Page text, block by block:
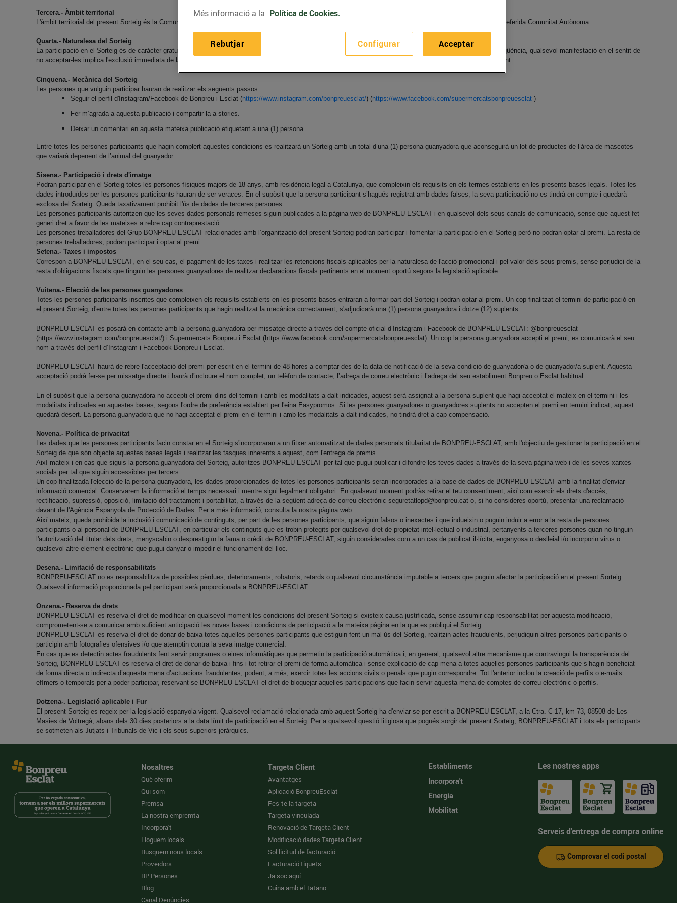
Tercera.- Àmbit territorial
L'àmbit territorial del present Sorteig és la Comunitat Autònoma de Catalunya. Podran participar en el Sorteig totes aquelles persones que tinguin residència a la referida Comunitat Autònoma.
Quarta.- Naturalesa del Sorteig
La participació en el Sorteig és de caràcter gratuït i el simple fet de participar-hi implica la plena acceptació de les presents bases en la seva totalitat. En conseqüència, qualsevol manifestació en el sentit de
no acceptar-les implica l'exclusió immediata de la persona participant, quedant BONPREU-ESCLAT exonerat de les seves obligacions cap a la persona participant.
Cinquena.- Mecànica del Sorteig
Les persones que vulguin participar hauran de realitzar els següents passos:
Seguir el perfil d'Instagram/Facebook de Bonpreu i Esclat (https://www.instagram.com/bonpreuesclat/) (https://www.facebook.com/supermercatsbonpreuesclat )
Fer m’agrada a aquesta publicació i compartir-la a stories.
Deixar un comentari en aquesta mateixa publicació etiquetant a una (1) persona.
Entre totes les persones participants que hagin complert aquestes condicions es realitzarà un Sorteig amb un total d’una (1) persona guanyadora que aconseguirà un lot de productes de l’àrea de mascotes
que variarà depenent de l’animal del guanyador.
Sisena.- Participació i drets d'imatge
Podran participar en el Sorteig totes les persones físiques majors de 18 anys, amb residència legal a Catalunya, que compleixin els requisits en els termes establerts en les presents bases legals. Totes les
dades introduïdes per les persones participants hauran de ser veraces. En el supòsit que la persona participant s’hagués registrat amb dades falses, la seva participació no es tindrà en compte i quedarà
exclosa del Sorteig. Queda taxativament prohibit l'ús de dades de terceres persones.
Les persones participants autoritzen que les seves dades personals remeses siguin publicades a la pàgina web de BONPREU-ESCLAT i en qualsevol dels seus canals de comunicació, sense que aquest fet
generi dret a favor de les mateixes a rebre cap contraprestació.
Les persones treballadores del Grup BONPREU-ESCLAT relacionades amb l’organització del present Sorteig podran participar i fomentar la participació en el Sorteig però no podran optar al premi. La resta de
persones treballadores, podran participar i optar al premi.
Setena.- Taxes i impostos
Correspon a BONPREU-ESCLAT, en el seu cas, el pagament de les taxes i realitzar les retencions fiscals aplicables per la naturalesa de l'acció promocional i pel valor dels seus premis, sense perjudici de la
resta d'obligacions fiscals que tinguin les persones guanyadores de realitzar declaracions fiscals pertinents en el moment oportú segons la legislació aplicable.
Vuitena.- Elecció de les persones guanyadores
Totes les persones participants inscrites que compleixen els requisits establerts en les presents bases entraran a formar part del Sorteig i podran optar al premi. Un cop finalitzat el termini de participació en
el present Sorteig, d'entre totes les persones participants que hagin realitzat la mecànica correctament, s'adjudicarà una (1) persona guanyadora i dotze (12) suplents.
BONPREU-ESCLAT es posarà en contacte amb la persona guanyadora per missatge directe a través del compte oficial d’Instagram i Facebook de BONPREU-ESCLAT: @bonpreuesclat
(https://www.instagram.com/bonpreuesclat/) i Supermercats Bonpreu i Esclat (https://www.facebook.com/supermercatsbonpreuesclat). Un cop la persona guanyadora accepti el premi, es comunicarà el seu
nom a través del perfil d’Instagram i Facebook Bonpreu i Esclat.
BONPREU-ESCLAT haurà de rebre l'acceptació del premi per escrit en el termini de 48 hores a comptar des de la data de notificació de la seva condició de guanyador/a o de guanyador/a suplent. Aquesta
acceptació podrà fer-se per missatge directe i haurà d'incloure el nom complet, un telèfon de contacte, l’adreça de correu electrònic i l’adreça del seu establiment Bonpreu o Esclat habitual.
En el supòsit que la persona guanyadora no accepti el premi dins del termini i amb les modalitats a dalt indicades, aquest serà assignat a la persona suplent que hagi acceptat el mateix en el termini i les
modalitats indicades en aquestes bases, segons l'ordre de preferència establert per l'eina Easypromos. Si les persones guanyadores o guanyadores suplents no accepten el premi en termini indicat, aquest
quedarà desert. La persona guanyadora que no hagi acceptat el premi en el termini i amb les modalitats a dalt indicades, no tindrà dret a cap compensació.
Novena.- Política de privacitat
Les dades que les persones participants facin constar en el Sorteig s'incorporaran a un fitxer automatitzat de dades personals titularitat de BONPREU-ESCLAT, amb l'objectiu de gestionar la participació en el
Sorteig de que són objecte aquestes bases legals i realitzar les tasques inherents a aquest, com l'entrega de premis.
Així mateix i en cas que siguis la persona guanyadora del Sorteig, autoritzes BONPREU-ESCLAT per tal que pugui publicar i difondre les teves dades a través de la seva pàgina web i de les seves xarxes
socials per tal que siguin accessibles per tercers.
Un cop finalitzada l'elecció de la persona guanyadora, les dades proporcionades de totes les persones participants seran incorporades a la base de dades de BONPREU-ESCLAT amb la finalitat d'enviar
informació comercial. Conservarem la informació el temps necessari i mentre sigui legalment obligatori. En qualsevol moment podràs retirar el teu consentiment, així com exercir els drets d'accés,
rectificació, supressió, oposició, limitació del tractament i portabilitat, a través de la següent adreça de correu electrònic seguretatlopd@bonpreu.cat o, si ho consideres oportú, presentar una reclamació
davant de l'Agència Espanyola de Protecció de Dades. Per a més informació, consulta la nostra pàgina web.
Així mateix, queda prohibida la inclusió i comunicació de continguts, per part de les persones participants, que siguin falsos o inexactes i que indueixin o puguin induir a error a la resta de persones
participants o al personal de BONPREU-ESCLAT, en particular els continguts que es trobin protegits per qualsevol dret de propietat intel·lectual o industrial, pertanyents a terceres persones quan no tinguin
l'autorització del titular dels drets, menyscabin o desprestigiïn la fama o crèdit de BONPREU-ESCLAT, siguin considerades com a un cas de publicat il·lícita, enganyosa o deslleial i/o incorporin virus o
qualsevol altre element electrònic que pugui danyar o impedir el funcionament del lloc.
Desena.- Limitació de responsabilitats
BONPREU-ESCLAT no es responsabilitza de possibles pèrdues, deterioraments, robatoris, retards o qualsevol circumstància imputable a tercers que puguin afectar la participació en el present Sorteig.
Qualsevol informació proporcionada pel participant serà proporcionada a BONPREU-ESCLAT.
Onzena.- Reserva de drets
BONPREU-ESCLAT es reserva el dret de modificar en qualsevol moment les condicions del present Sorteig si existeix causa justificada, sense assumir cap responsabilitat per aquesta modificació,
comprometent-se a comunicar amb suficient anticipació les noves bases i condicions de participació a la mateixa pàgina en la que es publiqui el Sorteig.
BONPREU-ESCLAT es reserva el dret de donar de baixa totes aquelles persones participants que estiguin fent un mal ús del Sorteig, realitzin actes fraudulents, perjudiquin altres persones participants o
participin amb fotografies ofensives i/o que atemptin contra la seva imatge comercial.
En cas que es detectin actes fraudulents fent servir programes o eines informàtiques que permetin la participació automàtica i, en general, qualsevol altre mecanisme que contravingui la transparència del
Sorteig, BONPREU-ESCLAT es reserva el dret de donar de baixa i fins i tot retirar el premi de forma automàtica i sense explicació de cap mena a totes aquelles persones participants que s’hagin beneficiat
de forma directa o indirecta d’aquesta mena d’actuacions fraudulentes, podent, a més, exercir totes les accions civils o penals que pugin correspondre. Tot l'anterior inclou la creació de perfils o e-mails
efímers o temporals per a poder participar, reservant-se BONPREU-ESCLAT el dret de bloquejar aquelles participacions que facin servir aquesta mena de comptes de correu electrònic o perfils.
Dotzena-. Legislació aplicable i Fur
El present Sorteig es regeix per la legislació espanyola vigent. Qualsevol reclamació relacionada amb aquest Sorteig ha d'enviar-se per escrit a BONPREU-ESCLAT, a la Ctra. C-17, km 73, 08508 de Les
Masies de Voltregà, abans dels 30 dies posteriors a la data límit de participació en el Sorteig. Per a qualsevol qüestió litigiosa que pogués sorgir del present Sorteig, BONPREU-ESCLAT i tots els participants
se sotmeten als Jutjats i Tribunals de Vic i els seus superiors jeràrquics.
Nosaltres
Què oferim
Qui som
Premsa
La nostra empremta
Incorpora't
Lloguem locals
Busquem nous locals
Proveïdors
BP Persones
Blog
Canal Denúncies
Targeta Client
Avantatges
Aplicació BonpreuEsclat
Fes-te la targeta
Targeta vinculada
Renovació de Targeta Client
Modificació dades Targeta Client
Sol·licitud de facturació
Facturació tiquets
Ja soc aquí
Cuina amb el Tatano
Establiments
Incorpora't
Energia
Mobilitat
Les nostres apps
Serveis d'entrega de compra online
Comprovar el codi postal
Més informació a la Política de Cookies.
Configurar
Rebutjar Acceptar